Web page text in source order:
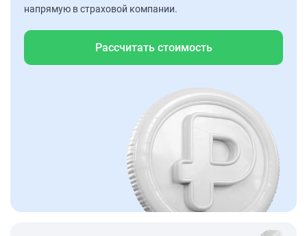
напрямую в страховой компании.
Рассчитать стоимость